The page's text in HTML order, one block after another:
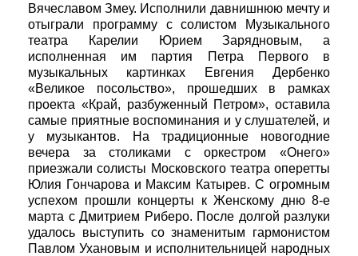
Вячеславом Змеу. Исполнили давнишнюю мечту и
отыграли программу с солистом Музыкального
театра Карелии Юрием Зарядновым, а
исполненная им партия Петра Первого в
музыкальных картинках Евгения Дербенко
«Великое посольство», прошедших в рамках
проекта «Край, разбуженный Петром», оставила
самые приятные воспоминания и у слушателей, и
у музыкантов. На традиционные новогодние
вечера за столиками с оркестром «Онего»
приезжали солисты Московского театра оперетты
Юлия Гончарова и Максим Катырев. С огромным
успехом прошли концерты к Женскому дню 8-е
марта с Дмитрием Риберо. После долгой разлуки
удалось выступить со знаменитым гармонистом
Павлом Ухановым и исполнительницей народных